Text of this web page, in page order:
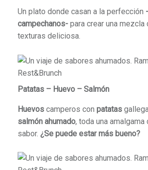
Un plato donde casan a la perfección
campechanos-para crear una mezcla
texturas deliciosa.
Patatas – Huevo – Salmón
Huevoscamperos con patatas
salmón ahumado, toda una amalgama
sabor. ¿Se puede estar más bueno?